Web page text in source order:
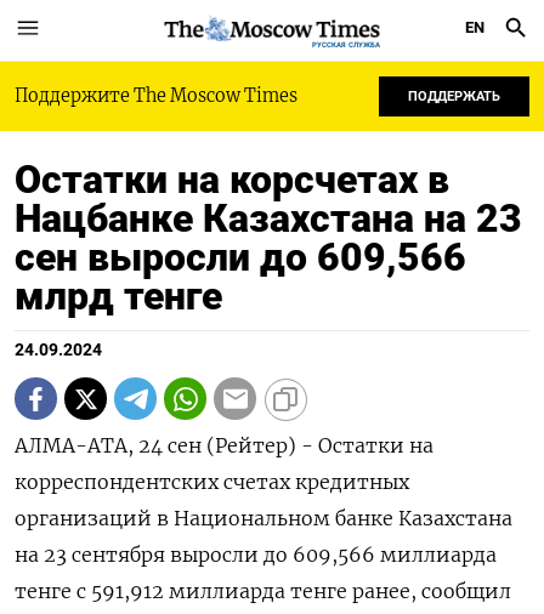
РУССКАЯ СЛУЖБА
EN
Поддержите The Moscow Times ПОДДЕРЖАТЬ
Остатки на корсчетах в
Нацбанке Казахстана на 23
сен выросли до 609,566
млрд тенге
24.09.2024
АЛМА-АТА, 24 сен (Рейтер) - Остатки на
корреспондентских счетах кредитных
организаций в Национальном банке Казахстана
на 23 сентября выросли до 609,566 миллиарда
тенге с 591,912 миллиарда тенге ранее, сообщил